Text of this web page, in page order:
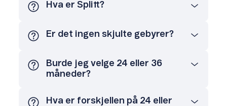
Hva er Splitt?
Er det ingen skjulte gebyrer?
Burde jeg velge 24 eller 36
måneder?
Hva er forskjellen på 24 eller